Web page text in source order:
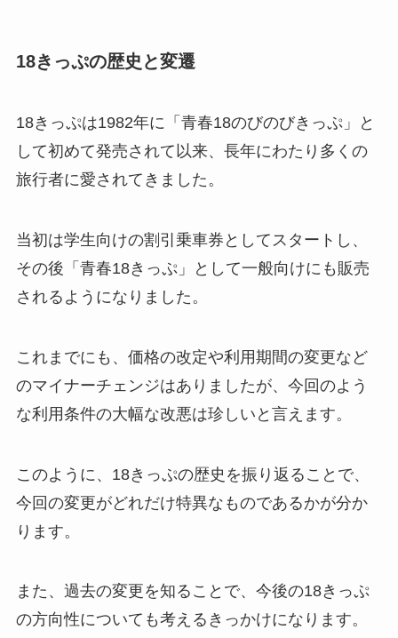
18きっぷの歴史と変遷
18きっぷは1982年に「青春18のびのびきっぷ」と
して初めて発売されて以来、長年にわたり多くの
旅行者に愛されてきました。
当初は学生向けの割引乗車券としてスタートし、
その後「青春18きっぷ」として一般向けにも販売
されるようになりました。
これまでにも、価格の改定や利用期間の変更など
のマイナーチェンジはありましたが、今回のよう
な利用条件の大幅な改悪は珍しいと言えます。
このように、18きっぷの歴史を振り返ることで、
今回の変更がどれだけ特異なものであるかが分か
ります。
また、過去の変更を知ることで、今後の18きっぷ
の方向性についても考えるきっかけになります。